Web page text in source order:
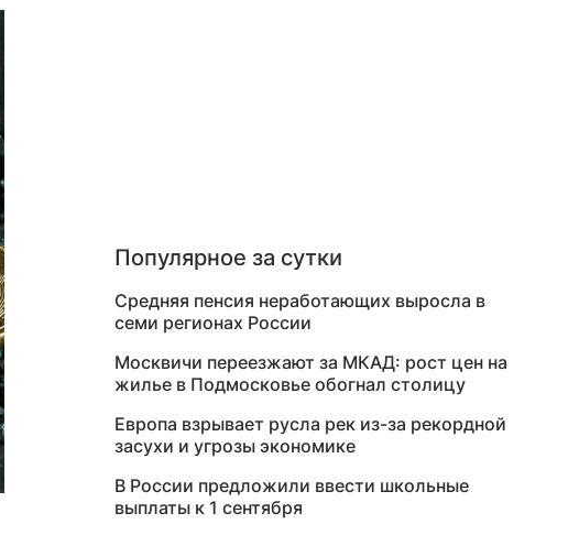
Популярное за сутки
Средняя пенсия неработающих выросла в
семи регионах России
Москвичи переезжают за МКАД: рост цен на
жилье в Подмосковье обогнал столицу
Европа взрывает русла рек из-за рекордной
засухи и угрозы экономике
В России предложили ввести школьные
выплаты к 1 сентября